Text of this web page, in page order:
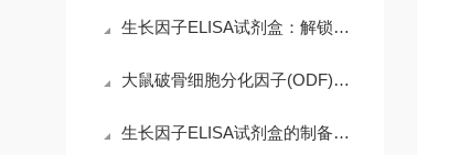
生长因子ELISA试剂盒：解锁科研精准需求，赋能高效检测核心优势
大鼠破骨细胞分化因子(ODF)ELISA试剂盒的操作注意事项
生长因子ELISA试剂盒的制备工艺探索